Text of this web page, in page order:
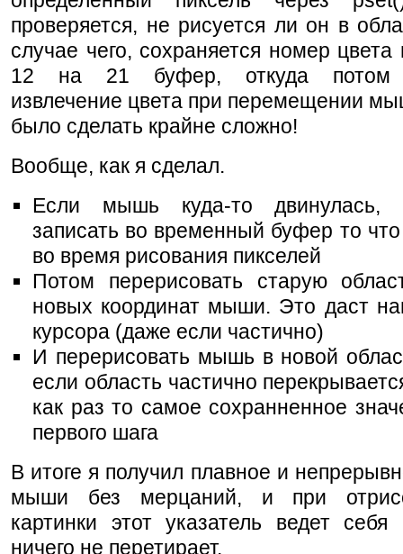
проверяется, не рисуется ли он в
случае чего, сохраняется номер
12 на 21 буфер, откуда потом
извлечение цвета при перемещении
было сделать крайне сложно!
Вообще, как я сделал.
Если мышь куда-то двинулась,
записать во временный буфер то
во время рисования пикселей
Потом перерисовать старую
новых координат мыши. Это даст
курсора (даже если частично)
И перерисовать мышь в новой
если область частично
как раз то самое сохранненное
первого шага
В итоге я получил плавное и
мыши без мерцаний, и при
картинки этот указатель ведет себя
ничего не перетирает.